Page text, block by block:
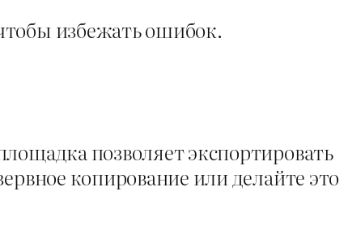
избежать ошибок.
позволяет экспортировать
копирование или делайте это